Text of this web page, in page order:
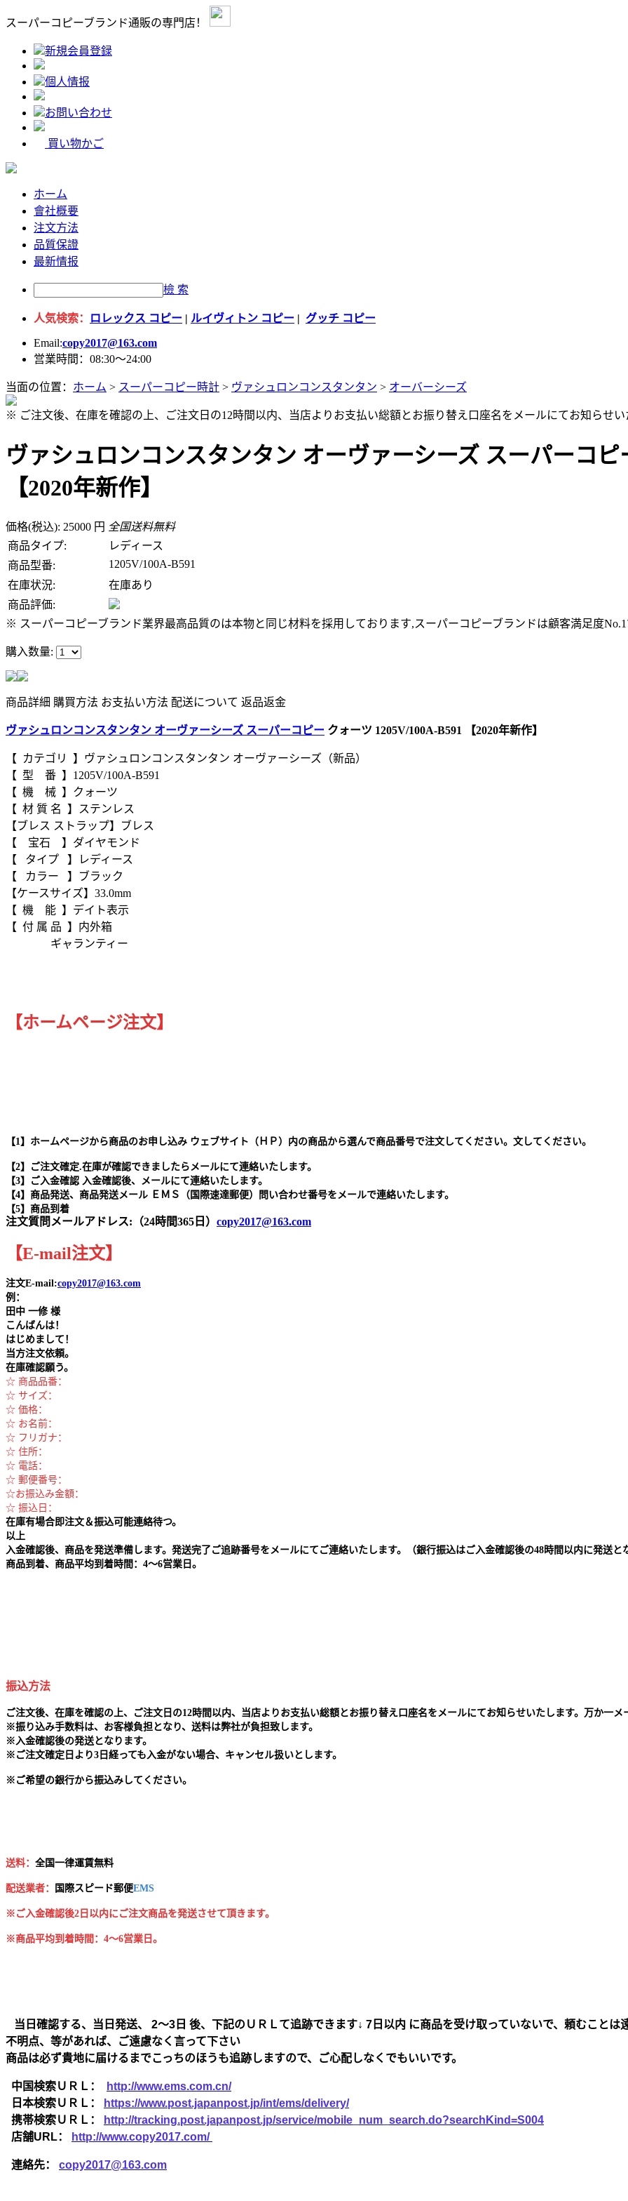
スーパーコピーブランド通販の専門店！
新規会員登録
個人情报
お問い合わせ
買い物かご
ホーム
會社概要
注文方法
品質保證
最新情报
檢 索
人気検索： ロレックス コピー | ルイヴィトン コピー | グッチ コピー
Email:copy2017@163.com
営業時間：08:30～24:00
当面の位置： ホーム > スーパーコピー時計 > ヴァシュロンコンスタンタン > オーバーシーズ
※ ご注文後、在庫を確認の上、ご注文日の12時間以内、当店よりお支払い総額とお振り替え口座名をメールにてお知らせい
ヴァシュロンコンスタンタン オーヴァーシーズ スーパーコピ
【2020年新作】
価格(税込): 25000 円 全国送料無料
商品タイプ:
レディース
商品型番:
1205V/100A-B591
在庫状況:
在庫あり
商品評価:
※ スーパーコピーブランド業界最高品質のは本物と同じ材料を採用しております,スーパーコピーブランドは顧客満足度No.1
購入数量:
商品詳細 購買方法 お支払い方法 配送について 返品返金
ヴァシュロンコンスタンタン オーヴァーシーズ スーパーコピー クォーツ 1205V/100A-B591 【2020年新作】
【 カテゴリ 】ヴァシュロンコンスタンタン オーヴァーシーズ（新品）
【 型 番 】1205V/100A-B591
【 機 械 】クォーツ
【 材 質 名 】ステンレス
【ブレス ストラップ】ブレス
【 宝石 】ダイヤモンド
【 タイプ 】レディース
【 カラー 】ブラック
【ケースサイズ】33.0mm
【 機 能 】デイト表示
【 付 属 品 】内外箱
ギャランティー
【ホームページ注文】
【1】ホームページから商品のお申し込み ウェブサイト（ＨＰ）内の商品から選んで商品番号で注文してください。文してください。
【2】ご注文確定.在庫が確認できましたらメールにて連絡いたします。
【3】ご入金確認 入金確認後、メールにて連絡いたします。
【4】商品発送、商品発送メール ＥＭＳ（国際速達郵便）問い合わせ番号をメールで連絡いたします。
【5】商品到着
注文質問メールアドレス:（24時間365日） copy2017@163.com
【E-mail注文】
注文E-mail:copy2017@163.com
例：
田中 一修 様
こんばんは！
はじめまして！
当方注文依頼。
在庫確認願う。
☆ 商品品番：
☆ サイズ：
☆ 価格：
☆ お名前：
☆ フリガナ：
☆ 住所：
☆ 電話：
☆ 郵便番号：
☆お振込み金額：
☆ 振込日：
在庫有場合即注文＆振込可能連絡待つ。
以上
入金確認後、商品を発送準備します。発送完了ご追跡番号をメールにてご連絡いたします。（銀行振込はご入金確認後の48時間以内に発送と
商品到着、商品平均到着時間：4～6営業日。
振込方法
ご注文後、在庫を確認の上、ご注文日の12時間以内、当店よりお支払い総額とお振り替え口座名をメールにてお知らせいたします。万か一メ
※振り込み手数料は、お客様負担となり、送料は弊社が負担致します。
※ 入金確認後の発送となります。
※ ご注文確定日より3日経っても入金がない場合、キャンセル扱いとします。
※ ご希望の銀行から振込みしてください。
送料： 全国一律運賃無料
配送業者： 国 際スピード郵便EMS
※ご入金確認後2日以内にご注文商品を発送させて頂きます。
※商品平均到着時間：4～6営業日。
当日確認する、当日発送、 2～3日 後、下記のＵＲＬて追跡できます↓ 7日以内 に商品を受け取っていないで、頼むこと
不明点、等があれば、ご遠慮なく言って下さい
商品は必ず貴地に届けるまでこっちのほうも追跡しますので、ご心配しなくでもいいです。
中国検索ＵＲＬ：
http://www.ems.com.cn/
日本検索ＵＲＬ：
https://www.post.japanpost.jp/int/ems/delivery/
携帯検索ＵＲＬ：
http://tracking.post.japanpost.jp/service/mobile_num_search.do?searchKind=S004
店舗URL：
http://www.copy2017.com/
連絡先： copy2017@163.com